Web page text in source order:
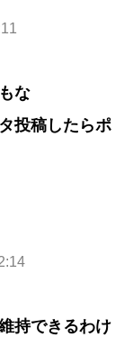
な
投稿したらポ
持できるわけ